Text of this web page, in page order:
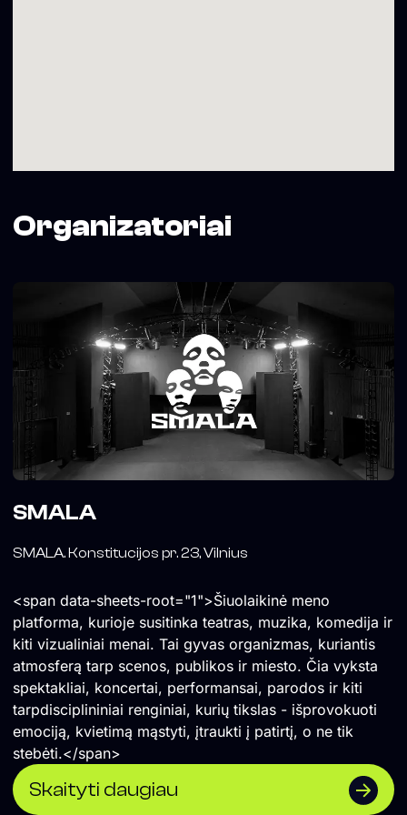
Organizatoriai
SMALA
SMALA. Konstitucijos pr. 23, Vilnius
<span data-sheets-root="1">Šiuolaikinė meno
platforma, kurioje susitinka teatras, muzika, komedija ir
kiti vizualiniai menai. Tai gyvas organizmas, kuriantis
atmosferą tarp scenos, publikos ir miesto. Čia vyksta
spektakliai, koncertai, performansai, parodos ir kiti
tarpdisciplininiai renginiai, kurių tikslas - išprovokuoti
emociją, kvietimą mąstyti, įtraukti į patirtį, o ne tik
stebėti.</span>
Skaityti daugiau